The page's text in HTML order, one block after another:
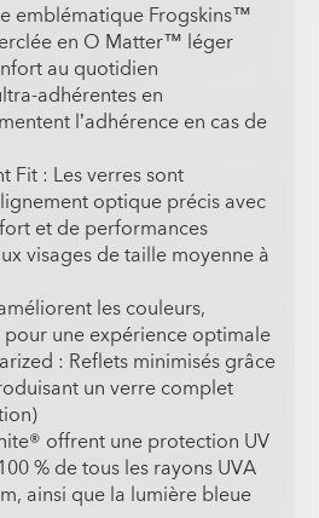
emblématique Frogskins™
en O Matter™ léger
au quotidien
adhérentes en
l’adhérence en cas de
Fit : Les verres sont
optique précis avec
et de performances
visages de taille moyenne à
les couleurs,
pour une expérience optimale
: Reflets minimisés grâce
un verre complet
offrent une protection UV
% de tous les rayons UVA
ainsi que la lumière bleue